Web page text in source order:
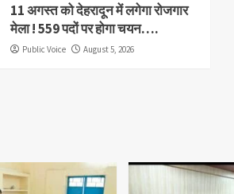
11 अगस्त को देहरादून में लगेगा रोजगार
मेला ! 559 पदों पर होगा चयन….
Public Voice August 5, 2026